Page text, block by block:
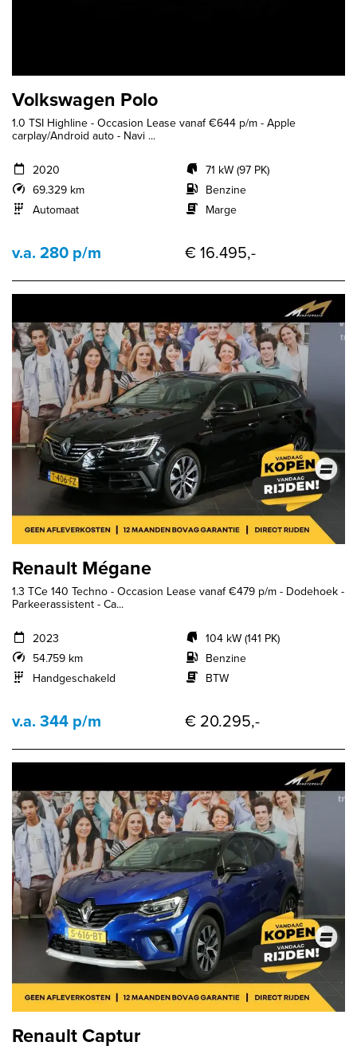
Volkswagen Polo
1.0 TSI Highline - Occasion Lease vanaf €644 p/m - Apple
carplay/Android auto - Navi ...
2020
69.329 km
Automaat
71 kW (97 PK)
Benzine
Marge
v.a. 280 p/m € 16.495,-
Renault Mégane
1.3 TCe 140 Techno - Occasion Lease vanaf €479 p/m - Dodehoek -
Parkeerassistent - Ca...
2023
54.759 km
Handgeschakeld
104 kW (141 PK)
Benzine
BTW
v.a. 344 p/m € 20.295,-
Renault Captur